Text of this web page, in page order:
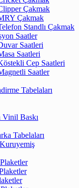
Çakmak
Çakmak
Standlı Çakmak
Saatler
Saatleri
Saatleri
Cep Saatleri
Saatler
Tabelaları
Vinil Baskı
Tabelaları